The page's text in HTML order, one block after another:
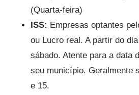
(Quarta-feira)
ISS: Empresas optantes
ou Lucro real. A partir do
sábado. Atente para a data
seu município. Geralmente
e 15.